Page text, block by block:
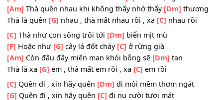
Thà mất em[F#]thôi , thà mất em thôi ,[B]em ơi[G]
Hát tăng ½ tone lên [C]-------------------
[C] Thà quên nhau khi đã mất[Dm]dần tình nồng
[F] Thà quên[G]nhau khi hoa héo[C]tàn và rụng
[Am] Thà quên nhau khi không thấy nhớ thấy
[C] Thà như con sống trôi tới[Dm]biển mịt mù